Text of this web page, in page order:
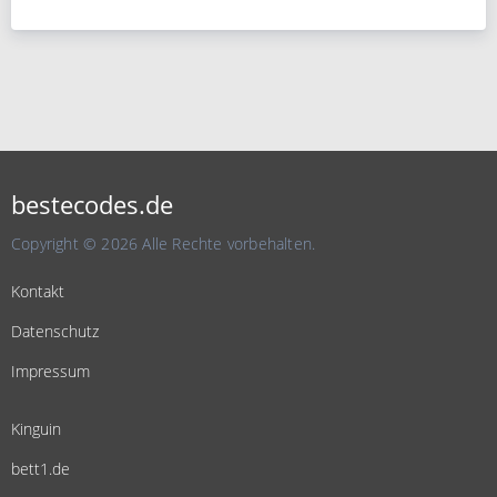
bestecodes.de
Copyright © 2026 Alle Rechte vorbehalten.
Kontakt
Datenschutz
Impressum
Kinguin
bett1.de